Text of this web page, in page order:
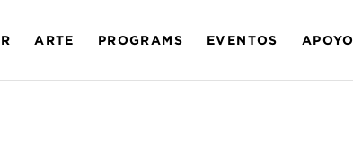
ARTE PROGRAMS EVENTOS APOYO